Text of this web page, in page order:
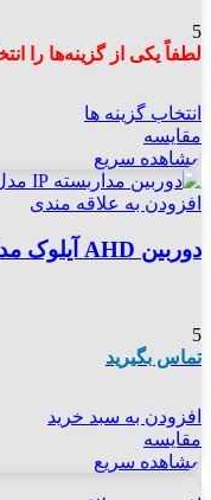
5
لطفاً یکی از گزینه‌ها را
انتخاب گزینه ها
مقایسه
مشاهده سریع
افزودن به علاقه مندی
دوربین AHD آیلوک مدل Ai-B-505-M 335sony
5
تماس بگیرید
افزودن به سبد خرید
مقایسه
مشاهده سریع